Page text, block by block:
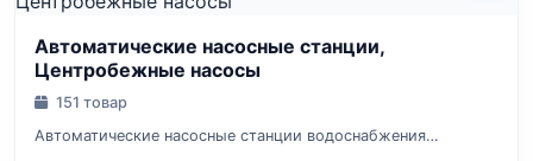
Автоматические насосные станции,
Центробежные насосы
151 товар
Автоматические насосные станции водоснабжения